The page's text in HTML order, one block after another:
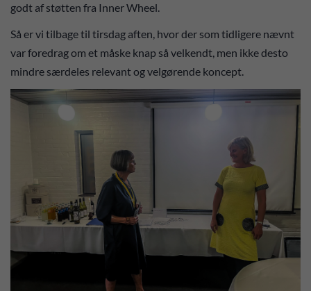
godt af støtten fra Inner Wheel.
Så er vi tilbage til tirsdag aften, hvor der som tidligere nævnt
var foredrag om et måske knap så velkendt, men ikke desto
mindre særdeles relevant og velgørende koncept.